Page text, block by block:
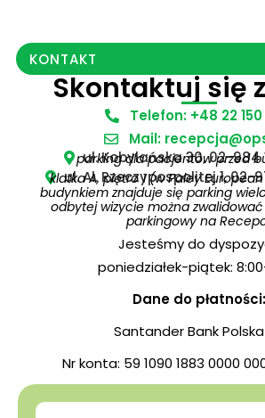
KONTAKT
Skontaktuj się
Telefon: +48 22 150
Mail:
ul. Kobylańska 30, 02-
parking dla pacjentów przed
ul. Al. Rzeczypospolitej 1, 02-
klatka A, piętro 1 (w Paley
budynkiem znajduje się parking
odbytej wizycie można
parkingowy na
Jesteśmy do
poniedziałek-piątek:
Dane do płatności:
Santander Bank
Nr konta: 59 1090 1883 0000